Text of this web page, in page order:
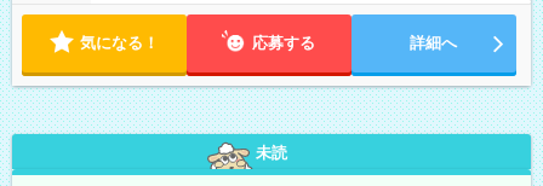
気になる！ 応募する 詳細へ
未読